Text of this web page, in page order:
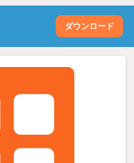
ダウンロード